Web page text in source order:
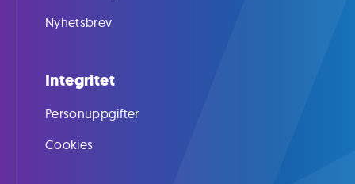
Nyhetsbrev
Integritet
Personuppgifter
Cookies